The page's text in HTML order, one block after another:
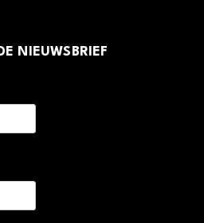
NIEUWSBRIEF